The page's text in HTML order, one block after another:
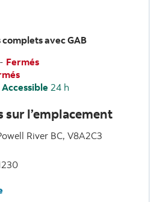
avec GAB
Fermés
Accessible 24 h
sur l’emplacement
River BC, V8A2C3